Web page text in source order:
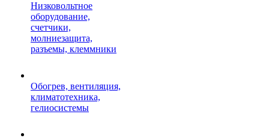
Низковольтное
оборудование,
счетчики,
молниезащита,
разъемы, клеммники
Обогрев, вентиляция,
климатотехника,
гелиосистемы